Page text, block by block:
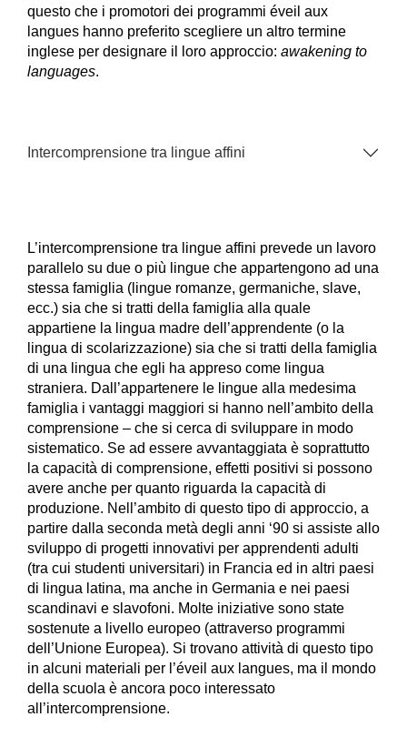
questo che i promotori dei programmi éveil aux
langues hanno preferito scegliere un altro termine
inglese per designare il loro approccio: awakening to
languages.
Intercomprensione tra lingue affini
L’intercomprensione tra lingue affini prevede un lavoro
parallelo su due o più lingue che appartengono ad una
stessa famiglia (lingue romanze, germaniche, slave,
ecc.) sia che si tratti della famiglia alla quale
appartiene la lingua madre dell’apprendente (o la
lingua di scolarizzazione) sia che si tratti della famiglia
di una lingua che egli ha appreso come lingua
straniera. Dall’appartenere le lingue alla medesima
famiglia i vantaggi maggiori si hanno nell’ambito della
comprensione – che si cerca di sviluppare in modo
sistematico. Se ad essere avvantaggiata è soprattutto
la capacità di comprensione, effetti positivi si possono
avere anche per quanto riguarda la capacità di
produzione. Nell’ambito di questo tipo di approccio, a
partire dalla seconda metà degli anni ‘90 si assiste allo
sviluppo di progetti innovativi per apprendenti adulti
(tra cui studenti universitari) in Francia ed in altri paesi
di lingua latina, ma anche in Germania e nei paesi
scandinavi e slavofoni. Molte iniziative sono state
sostenute a livello europeo (attraverso programmi
dell’Unione Europea). Si trovano attività di questo tipo
in alcuni materiali per l’éveil aux langues, ma il mondo
della scuola è ancora poco interessato
all’intercomprensione.